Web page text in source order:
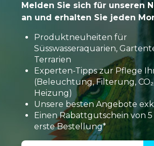
Melden Sie sich für unseren
an und erhalten Sie jeden
Produktneuheiten für
Süsswasseraquarien,
Terrarien
Experten-Tipps zur Pflege
(Beleuchtung, Filterung,
Heizung)
Unsere besten Angebote
Einen Rabattgutschein von
erste Bestellung*